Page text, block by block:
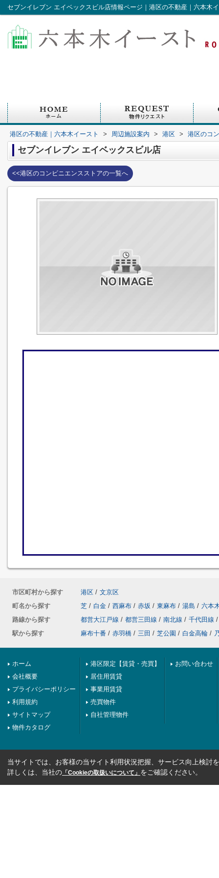
セブンイレブン エイベックスビル店情報ページ｜港区の不動産｜六本木
港区の不動産｜六本木イースト > 周辺施設案内 > 港区 > 港区のコ
セブンイレブン エイベックスビル店
<<港区のコンビニエンスストアの一覧へ
市区町村から探す 港区 / 文京区
町名から探す
芝 / 白金 / 西麻布 / 赤坂 / 東麻布 / 湯島 / 六本
路線から探す
都営大江戸線 / 都営三田線 / 南北線 / 千代田線 /
駅から探す
麻布十番 / 赤羽橋 / 三田 / 芝公園 / 白金高輪 /
ホーム
会社概要
プライバシーポリシー
利用規約
サイトマップ
物件カタログ
港区限定【賃貸・売買】
居住用賃貸
事業用賃貸
売買物件
自社管理物件
お問い合わせ
当サイトでは、お客様の当サイト利用状況把握、サービス向上検討
詳しくは、当社の 「Cookieの取扱いについて」 をご確認ください。